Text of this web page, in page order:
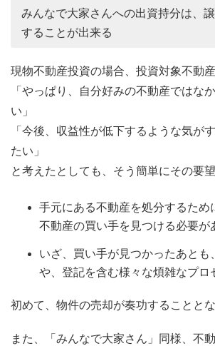
みんなで大家さんへの出資持分は、
することが出来る
現物不動産投資の場合、投資対象不動
「やっぱり、自分好みの不動産ではな
い」
「今後、収益性が低下するような気が
たい」
と考えたとしても、そう簡単にその要
手元にある不動産を処分するため
不動産の買い手を見つける必要が
いざ、買い手が見つかったあとも
や、登記を含む様々な煩雑なプロ
初めて、物件の売却が奏功することとな
また、「みんなで大家さん」同様、不